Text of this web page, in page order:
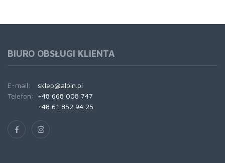
BIURO OBSŁUGI KLIENTA
E-mail:
sklep@alpin.pl
Telefon:
+48 668 008 747
+48 61 852 94 25